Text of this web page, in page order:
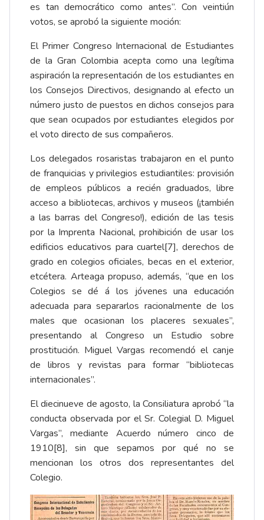
es tan democrático como antes”. Con veintiún
votos, se aprobó la siguiente moción:
El Primer Congreso Internacional de Estudiantes
de la Gran Colombia acepta como una legítima
aspiración la representación de los estudiantes en
los Consejos Directivos, designando al efecto un
número justo de puestos en dichos consejos para
que sean ocupados por estudiantes elegidos por
el voto directo de sus compañeros.
Los delegados rosaristas trabajaron en el punto
de franquicias y privilegios estudiantiles: provisión
de empleos públicos a recién graduados, libre
acceso a bibliotecas, archivos y museos (¡también
a las barras del Congreso!), edición de las tesis
por la Imprenta Nacional, prohibición de usar los
edificios educativos para cuartel[7], derechos de
grado en colegios oficiales, becas en el exterior,
etcétera. Arteaga propuso, además, “que en los
Colegios se dé á los jóvenes una educación
adecuada para separarlos racionalmente de los
males que ocasionan los placeres sexuales”,
presentando al Congreso un Estudio sobre
prostitución. Miguel Vargas recomendó el canje
de libros y revistas para formar “bibliotecas
internacionales”.
El diecinueve de agosto, la Consiliatura aprobó “la
conducta observada por el Sr. Colegial D. Miguel
Vargas”, mediante Acuerdo número cinco de
1910[8], sin que sepamos por qué no se
mencionan los otros dos representantes del
Colegio.